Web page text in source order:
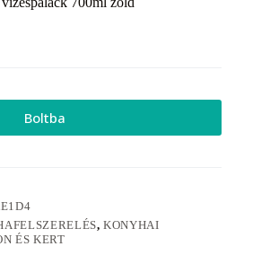
Boltba
,KONYHAI
ÉS KERT